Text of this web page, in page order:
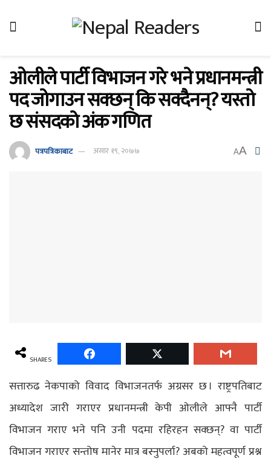
ओलीले पार्टी विभाजन गरे भने प्रधानमन्त्री
पद जोगाउन सक्छन् कि सक्दैनन्? यस्तो
छ संसदकाे अंक गणित
पत्रपत्रिकाबाट असार १९, २०७७ AA
SHARES
सत्तारुढ नेकपाको विवाद विभाजनतर्फ अग्रसर छ । राष्ट्रपतिबाट
अध्यादेश जारी गराएर प्रधानमन्त्री केपी ओलीले आफ्नै पार्टी
विभाजन गराए भने पनि उनी पदमा रहिरहन सक्छन्? वा पार्टी
विभाजन गराएर सन्तोष मानेर मात्र बस्नुपर्ला? अबको महत्वपूर्ण प्रश्न